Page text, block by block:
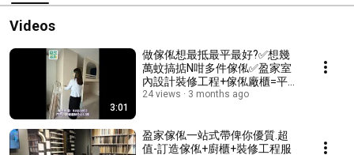
Videos
3:01
做傢俬想最抵最平最好?✅想幾
萬蚊搞掂N咁多件傢俬✅盈家室
內設計裝修工程+傢俬廠櫃=平靚
正快好!🥰whatsapp9166 4953
24 views 3 months ago
盈家傢俬一站式帶俾你優質.超
值-訂造傢俬+廚櫃+裝修工程服